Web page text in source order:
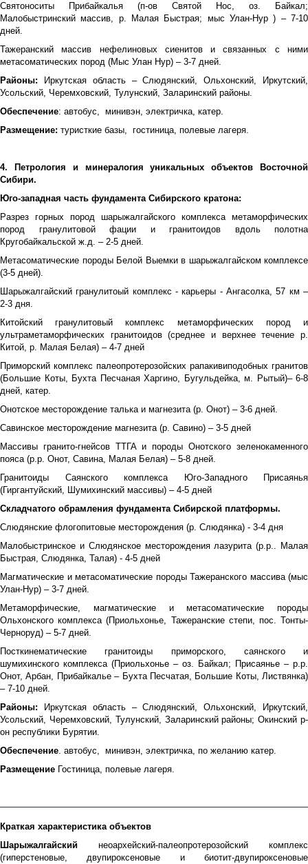
Святоноситы Прибайкалья (п-ов Святой Нос, оз. Байкал;
Малобыстринский массив, р. Малая Быстрая; мыс Улан-Нур ) – 7-10
дней.
Тажеранский массив нефелиновых сиенитов и связанных с ними
метасоматических пород (Мыс Улан Нур) – 3-7 дней.
Районы:
Иркутская область – Слюдянский, Ольхонский, Иркутский,
Усольский, Черемховский, Тулунский, Заларинский районы.
Обеспечение: автобус, минивэн, электричка, катер.
Размещение: туристкие базы, гостиница, полевые лагеря.
4. Петрология и минералогия уникальных объектов Восточной
Сибири.
Юго-западная часть фундамента Сибирского кратона:
Разрез горных пород шарыжалгайского комплекса метаморфических
пород гранулитовой фации и гранитоидов вдоль полотна
Кругобайкальской ж.д. – 2-5 дней.
Метасоматические породы Белой Выемки в шарыжалгайском комплексе
(3-5 дней).
Шарыжалгайский гранулитоый комплекс - карьеры - Ангасолка, 57 км –
2-3 дня.
Китойский гранулитовый комплекс метаморфических пород и
ультраметаморфических гранитоидов (среднее и верхнее течение р.
Китой, р. Малая Белая) – 4-7 дней
Приморский комплекс палеопротерозойских рапакивиподобных гранитов
(Большие Коты, Бухта Песчаная Харгино, Бугульдейка, м. Рытый)– 6-8
дней, катер.
Онотское месторождение талька и магнезита (р. Онот) – 3-6 дней.
Савинское месторождение магнезита (р. Савино) – 3-5 дней
Массивы гранито-гнейсов ТТГА и породы Онотского зеленокаменного
пояса (р.р. Онот, Савина, Малая Белая) – 5-8 дней.
Гранитоиды Саянского комплекса Юго-Западного Присаянья
(Гиргантуйский, Шумихинский массивы) – 4-5 дней
Складчатого обрамления фундамента Сибирской платформы.
Слюдянские флогопитовые месторождения (р. Слюдянка) - 3-4 дня
Малобыстринское и Слюдянское месторождения лазурита (р.р.. Малая
Быстрая, Слюдянка, Талая) - 4-5 дней
Магматические и метасоматические породы Тажеранского массива (мыс
Улан-Нур) – 3-7 дней.
Метаморфические, магматические и метасоматические породы
Ольхонского комплекса (Приольхонье, Тажеранские степи, пос. Тонты-
Черноруд) – 5-7 дней.
Посткинематические гранитоиды приморского, саянского и
шумихинского комплекса (Приольхонье – оз. Байкал; Присаянье – р.р.
Онот, Арбан, Прибайкалье – Бухта Песчатая, Большие Коты, Листвянка)
– 7-10 дней.
Районы:
Иркутская область – Слюдянский, Ольхонский, Иркутский,
Усольский, Черемховский, Тулунский, Заларинский районы; Окинский р-
он республики Бурятии.
Обеспечение. автобус, минивэн, электричка, по желанию катер.
Размещение Гостиница, полевые лагеря.
Краткая характеристика объектов
Шарыжалгайский неоархейский-палеопротерозойский комплекс
(гиперстеновые, двупироксеновые и биотит-двупироксеновые